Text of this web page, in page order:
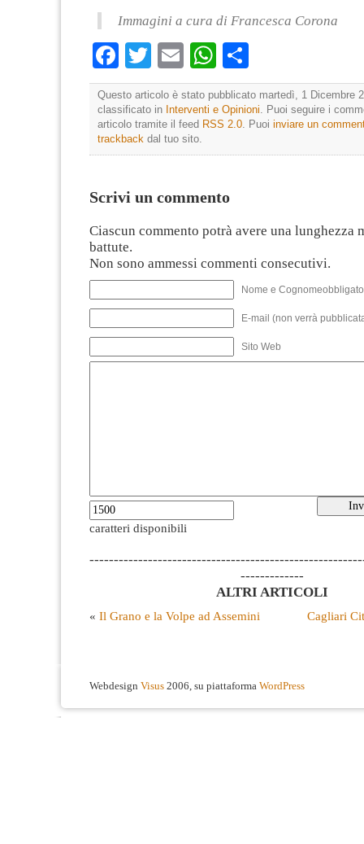
Immagini a cura di Francesca Corona
Facebook
TwitterEmailWhatsApp
Questo articolo è stato pubblicato martedì, 1 Dicembre
classificato in Interventi e Opinioni . Puoi seguire i
articolo tramite il feed RSS 2.0 . Puoi inviare un
trackback dal tuo sito.
Scrivi un commento
Ciascun commento potrà avere una lunghezza
battute.
Non sono ammessi commenti consecutivi.
Nome e
E-mail (non verrà
Sito Web
caratteri disponibili
-------------
ALTRI ARTICOLI
« Il Grano e la Volpe ad Assemini Cagliari
Webdesign Visus 2006, su piattaforma WordPress